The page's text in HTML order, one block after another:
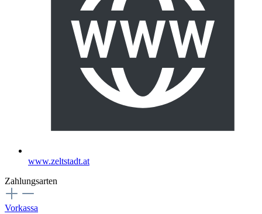
www.zeltstadt.at
Zahlungsarten
Vorkassa